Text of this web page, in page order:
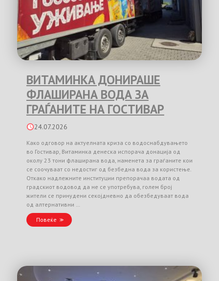
ВИТАМИНКА ДОНИРАШЕ
ФЛАШИРАНА ВОДА ЗА
ГРАЃАНИТЕ НА ГОСТИВАР
24.07.2026
Како одговор на актуелната криза со водоснабдувањето
во Гостивар, Витаминка денеска испорача донација од
околу 23 тони флаширана вода, наменета за граѓаните кои
се соочуваат со недостиг од безбедна вода за користење.
Откако надлежните институции препорачаа водата од
градскиот водовод да не се употребува, голем број
жители се принудени секојдневно да обезбедуваат вода
од алтернативни …
Повеќе